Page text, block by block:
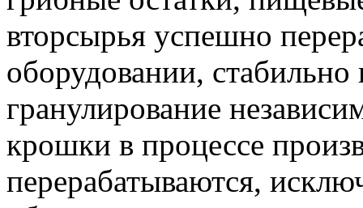
вторсырья успешно
оборудовании,
гранулирование
крошки в процессе
перерабатываются,